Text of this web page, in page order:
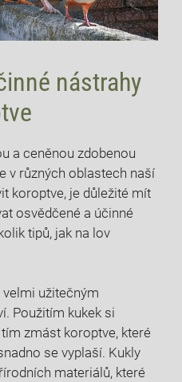
‌nástrahy
a ceněnou zdobenou
v různých oblastech naší
⁣koroptve, je důležité mít
osvědčené⁣ a účinné
tipů, ⁢jak⁣ na‍ lov
velmi užitečným
Použitím kukek si
zmást koroptve, ‌které
​se vyplaší. Kukly
materiálů, které